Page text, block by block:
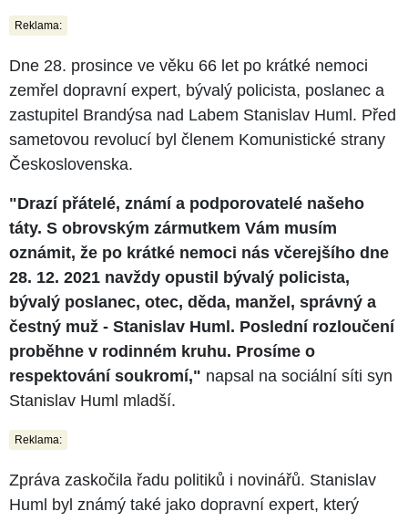
Reklama:
Dne 28. prosince ve věku 66 let po krátké nemoci
zemřel dopravní expert, bývalý policista, poslanec a
zastupitel Brandýsa nad Labem Stanislav Huml. Před
sametovou revolucí byl členem Komunistické strany
Československa.
"Drazí přátelé, známí a podporovatelé našeho
táty. S obrovským zármutkem Vám musím
oznámit, že po krátké nemoci nás včerejšího dne
28. 12. 2021 navždy opustil bývalý policista,
bývalý poslanec, otec, děda, manžel, správný a
čestný muž - Stanislav Huml. Poslední rozloučení
proběhne v rodinném kruhu. Prosíme o
respektování soukromí," napsal na sociální síti syn
Stanislav Huml mladší.
Reklama:
Zpráva zaskočila řadu politiků i novinářů. Stanislav
Huml byl známý také jako dopravní expert, který